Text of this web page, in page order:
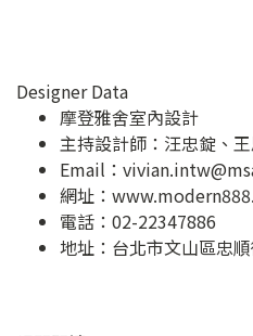
Designer Data
摩登雅舍室內設計
主持設計師：汪忠錠、
Email：
網址：
電話：02-22347886
地址： 台北市文山區忠